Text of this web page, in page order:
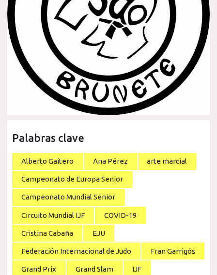
Palabras clave
Alberto Gaitero Ana Pérez arte marcial
Campeonato de Europa Senior
Campeonato Mundial Senior
Circuito Mundial IJF COVID-19
Cristina Cabaña EJU
Federación Internacional de Judo Fran Garrigós
Grand Prix Grand Slam IJF